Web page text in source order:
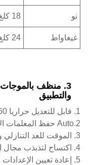
نو 18 كلغ
غيغاواط 24 كلغ
والتطبيق
1. قابل للتعديل حراريا š0 ~ 60.
2.Auto حفظ المعلمات الإعداد
3. الموقت للعد التنازلي والتشغيل المستمر
4. اكتساح لتذبذب مجال الصوت الدائم
5. إعادة تعيين الإعدادات الافتراضية بحرية